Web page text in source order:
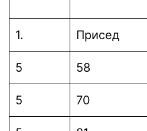
1. Присед
5 58
5 70